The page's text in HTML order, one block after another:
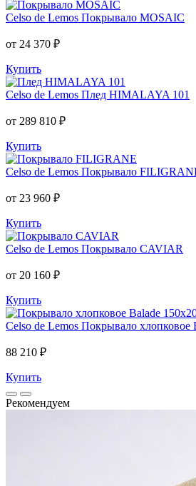
Celso de Lemos Покрывало MOSAIC
от 24 370 ₽
Купить
Celso de Lemos Плед HIMALAYA 101
от 289 810 ₽
Купить
Celso de Lemos Покрывало
от 23 960 ₽
Купить
Celso de Lemos Покрывало CAVIAR
от 20 160 ₽
Купить
Celso de Lemos Покрывало хлопковое
88 210 ₽
Купить
Рекомендуем